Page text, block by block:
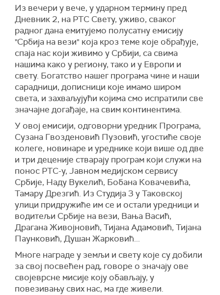
Из вечери у вече, у ударном термину пред
Дневник 2, на РТС Свету, уживо, сваког
радног дана емитујемо полусатну емисију
"Србија на вези" која кроз теме које обрађује,
спаја нас који живимо у Србији, са свима
нашима како у региону, тако и у Европи и
свету. Богатство нашег програма чине и наши
сарадници, дописници које имамо широм
света, и захваљујући којима смо испратили све
значајне догађаје, на свим континентима.
У овој емисији, одговорни уредник Програма,
Сузана Гвозденовић Пузовић, угостиће своје
колеге, новинаре и уреднике који више од две
и три деценије стварају програм који служи на
понос РТС-у, Јавном медијском сервису
Србије, Наду Вукелић, Бобана Ковачевића,
Тамару Дрезгић. Из Студија 3 у Таковској
улици придружиће им се и остали уредници и
водитељи Србије на вези, Вања Васић,
Драгана Живојновић, Тијана Адамовић, Тијана
Паунковић, Душан Жарковић...
Многе награде у земљи и свету које су добили
за свој посвећен рад, говоре о значају ове
својеврсне мисије коју обављају, у
повезивању свих нас, ма где живели.